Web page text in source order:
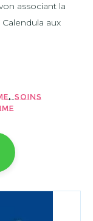
associant la
aux
,Soins